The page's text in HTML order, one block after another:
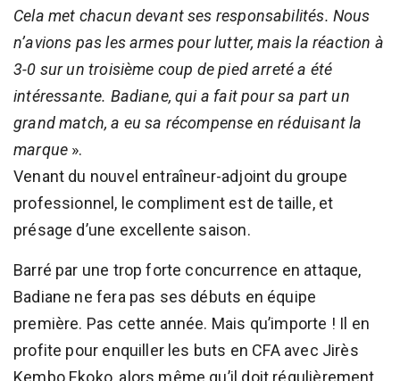
Cela met chacun devant ses responsabilités. Nous
n’avions pas les armes pour lutter, mais la réaction à
3-0 sur un troisième coup de pied arreté a été
intéressante. Badiane, qui a fait pour sa part un
grand match, a eu sa récompense en réduisant la
marque ».
Venant du nouvel entraîneur-adjoint du groupe
professionnel, le compliment est de taille, et
présage d’une excellente saison.
Barré par une trop forte concurrence en attaque,
Badiane ne fera pas ses débuts en équipe
première. Pas cette année. Mais qu’importe ! Il en
profite pour enquiller les buts en CFA avec Jirès
Kembo Ekoko, alors même qu’il doit régulièrement